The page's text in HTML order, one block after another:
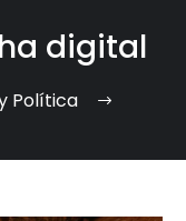
digital
Política